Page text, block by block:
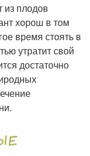
из плодов
хорош в том
время стоять в
утратит свой
достаточно